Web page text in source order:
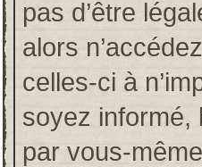
pas d’être
alors
celles-ci à
soyez informé,
par vous-